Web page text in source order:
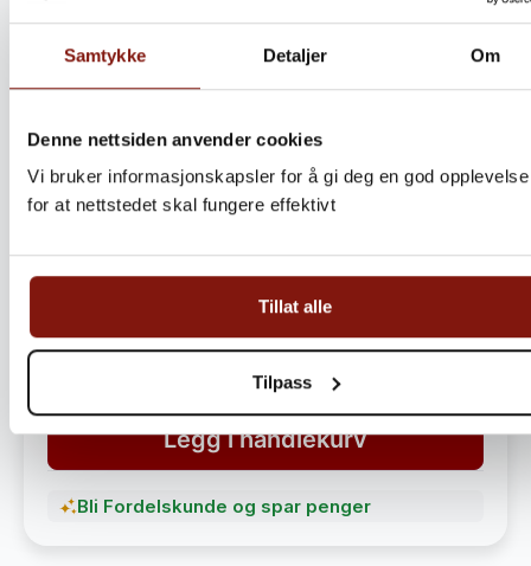
Samtykke Detaljer Om
Denne nettsiden anvender cookies
Vi bruker informasjonskapsler for å gi deg en god
for at nettstedet skal fungere effektivt
Tillat alle
Tilpass
Steinbitkaker Dalen 5kg –
Ekte norsk håndverk fra
havet
Legg i handlekurv
Bli Fordelskunde og spar penger